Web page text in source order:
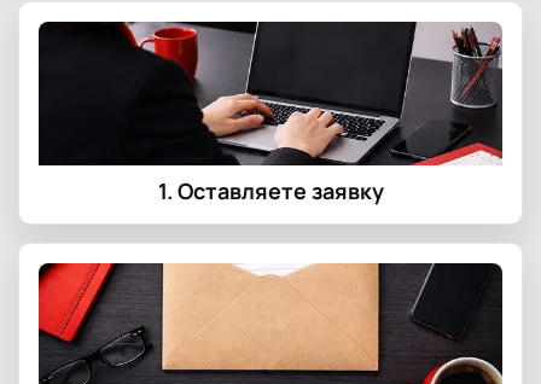
1. Оставляете заявку